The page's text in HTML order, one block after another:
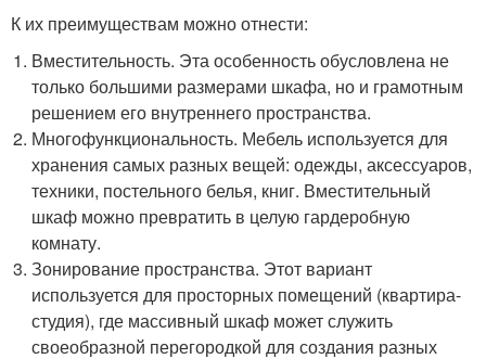
К их преимуществам можно отнести:
Вместительность. Эта особенность обусловлена не
только большими размерами шкафа, но и грамотным
решением его внутреннего пространства.
Многофункциональность. Мебель используется для
хранения самых разных вещей: одежды, аксессуаров,
техники, постельного белья, книг. Вместительный
шкаф можно превратить в целую гардеробную
комнату.
Зонирование пространства. Этот вариант
используется для просторных помещений (квартира-
студия), где массивный шкаф может служить
своеобразной перегородкой для создания разных